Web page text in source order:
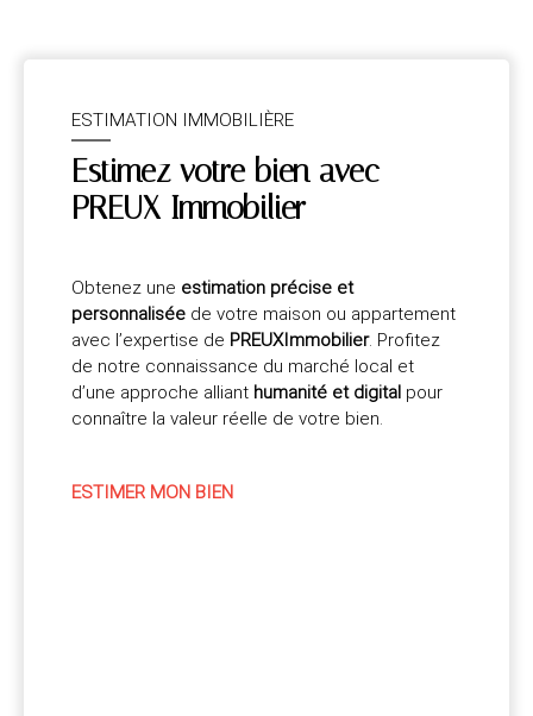
ESTIMATION IMMOBILIÈRE
Estimez votre bien avec
PREUX Immobilier
Obtenez une estimation précise et
personnalisée de votre maison ou appartement
avec l’expertise de PREUXImmobilier. Profitez
de notre connaissance du marché local et
d’une approche alliant humanité et digital pour
connaître la valeur réelle de votre bien.
ESTIMER MON BIEN